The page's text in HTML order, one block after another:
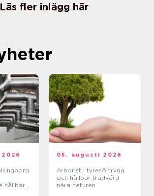
Läs fler inlägg här
hållbara
05. augusti 2026
Arborist i tyresö trygg
och hållbar trädvård
nära naturen